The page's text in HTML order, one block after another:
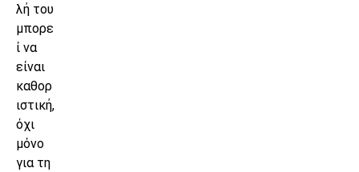
λή του
μπορε
ί να
είναι
καθορ
ιστική,
όχι
μόνο
για τη